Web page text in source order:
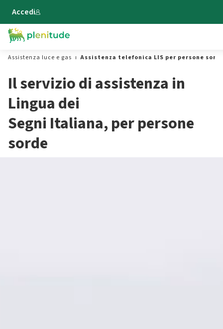
Vai al contenuto principale
Accedi
Assistenza luce e gas Assistenza telefonica LIS per persone
Il servizio di assistenza in
Lingua dei
Segni Italiana, per persone
sorde